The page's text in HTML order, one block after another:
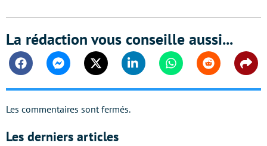
La rédaction vous conseille aussi...
FacebookMessengerTwitter Linkedin WhatsappReddit
Les commentaires sont fermés.
Les derniers articles